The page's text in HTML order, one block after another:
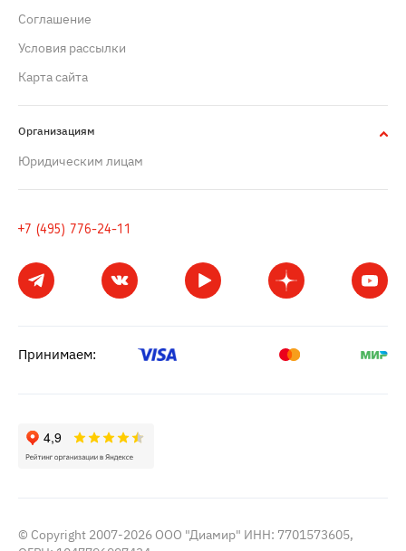
Cоглашение
Условия рассылки
Карта сайта
Организациям
Юридическим лицам
+7 (495) 776-24-11
Принимаем:
© Copyright 2007-2026 ООО "Диамир" ИНН: 7701573605,